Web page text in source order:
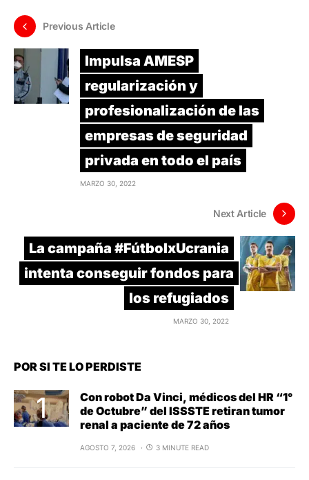
Previous Article
Impulsa AMESP
regularización y
profesionalización de las
empresas de seguridad
privada en todo el país
MARZO 30, 2022
Next Article
La campaña #FútbolxUcrania
intenta conseguir fondos para
los refugiados
MARZO 30, 2022
POR SI TE LO PERDISTE
Con robot Da Vinci, médicos del HR “1°
de Octubre” del ISSSTE retiran tumor
renal a paciente de 72 años
AGOSTO 7, 2026 3 MINUTE READ